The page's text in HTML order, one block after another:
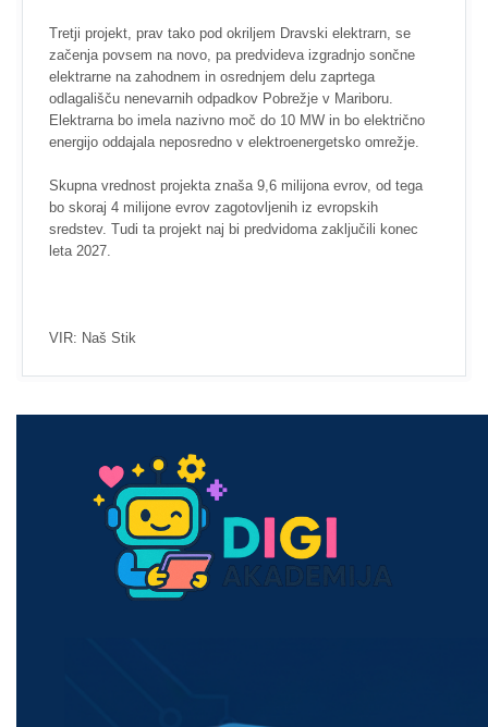
Tretji projekt, prav tako pod okriljem Dravski elektrarn, se
začenja povsem na novo, pa predvideva izgradnjo sončne
elektrarne na zahodnem in osrednjem delu zaprtega
odlagališču nenevarnih odpadkov Pobrežje v Mariboru.
Elektrarna bo imela nazivno moč do 10 MW in bo električno
energijo oddajala neposredno v elektroenergetsko omrežje.
Skupna vrednost projekta znaša 9,6 milijona evrov, od tega
bo skoraj 4 milijone evrov zagotovljenih iz evropskih
sredstev. Tudi ta projekt naj bi predvidoma zaključili konec
leta 2027.
VIR: Naš Stik